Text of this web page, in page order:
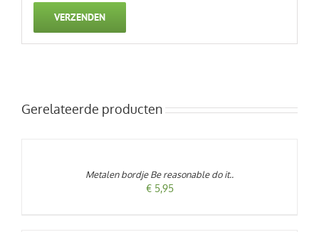
Gerelateerde producten
Metalen bordje Be reasonable do it..
€5,95